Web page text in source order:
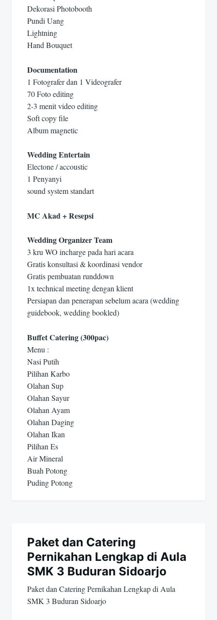
Dekorasi Photobooth
Pundi Uang
Lightning
Hand Bouquet
Documentation
1 Fotografer dan 1 Videografer
70 Foto editing
2-3 menit video editing
Soft copy file
Album magnetic
Wedding Entertain
Electone / accoustic
1 Penyanyi
sound system standart
MC Akad + Resepsi
Wedding Organizer Team
3 kru WO incharge pada hari acara
Gratis konsultasi & koordinasi vendor
Gratis pembuatan runddown
1x technical meeting dengan klient
Persiapan dan penerapan sebelum acara (wedding
guidebook, wedding bookled)
Buffet Catering (300pac)
Menu :
Nasi Putih
Pilihan Karbo
Olahan Sup
Olahan Sayur
Olahan Ayam
Olahan Daging
Olahan Ikan
Pilihan Es
Air Mineral
Buah Potong
Puding Potong
Paket dan Catering
Pernikahan Lengkap di Aula
SMK 3 Buduran Sidoarjo
Paket dan Catering Pernikahan Lengkap di Aula
SMK 3 Buduran Sidoarjo